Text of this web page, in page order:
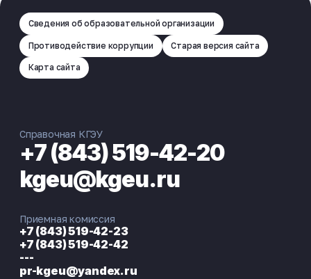
Сведения об образовательной организации
Противодействие коррупции Старая версия сайта
Карта сайта
Справочная КГЭУ
+7 (843) 519-42-20
kgeu@kgeu.ru
Приемная комиссия
+7 (843) 519-42-23
+7 (843) 519-42-42
---
pr-kgeu@yandex.ru